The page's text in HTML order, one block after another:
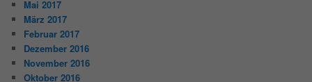
Mai 2017
März 2017
Februar 2017
Dezember 2016
November 2016
Oktober 2016